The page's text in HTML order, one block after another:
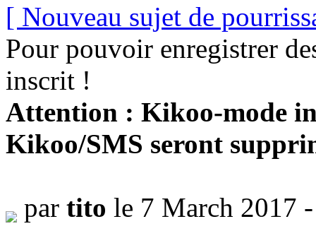
[ Nouveau sujet de
Pour pouvoir enregistrer
inscrit !
Attention : Kikoo-mode
Kikoo/SMS seront
par tito le 7 March 2017